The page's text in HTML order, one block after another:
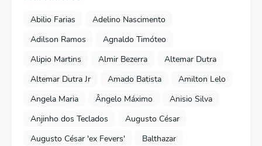
Abilio Farias
Adelino Nascimento
Adilson Ramos
Agnaldo Timóteo
Alipio Martins
Almir Bezerra
Altemar Dutra
Altemar Dutra Jr
Amado Batista
Amilton Lelo
Angela Maria
Ângelo Máximo
Anisio Silva
Anjinho dos Teclados
Augusto César
Augusto César 'ex Fevers'
Balthazar